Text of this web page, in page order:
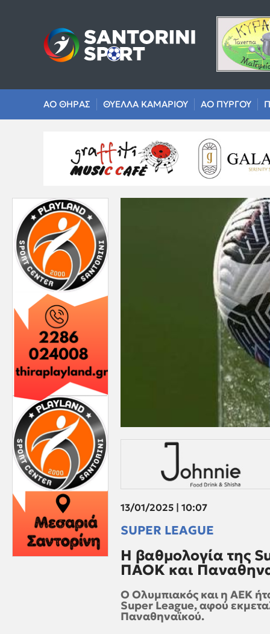
ΑΟ ΘΗΡΑΣ ΘΥΕΛΛΑ ΚΑΜΑΡΙΟΥ ΑΟ ΠΥΡΓΟΥ
13/01/2025 | 10:07
SUPER LEAGUE
Η βαθμολογία της
ΠΑΟΚ και
Ο Ολυμπιακός και η ΑΕΚ
Super League, αφού
Παναθηναϊκού.